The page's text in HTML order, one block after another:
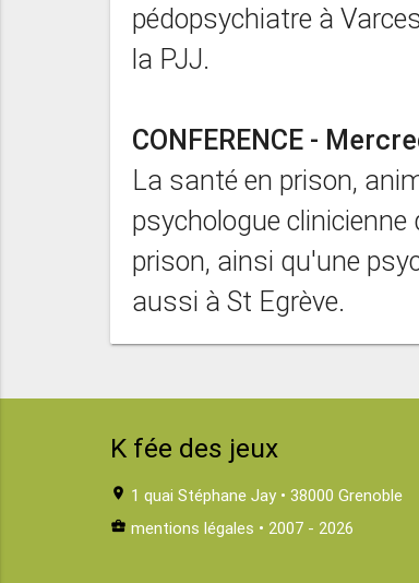
pédopsychiatre à
la PJJ.
CONFERENCE -
La santé en prison,
psychologue
prison, ainsi qu'une
aussi à St Egrève.
K fée des jeux
location_on 1 quai Stéphane Jay • 38000 Grenoble
business_center mentions légales • 2007 - 2026